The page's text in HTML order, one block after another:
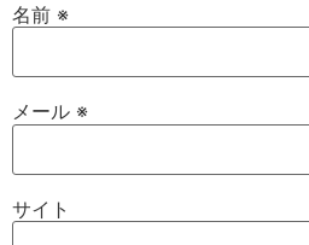
名前 ※
メール ※
サイト